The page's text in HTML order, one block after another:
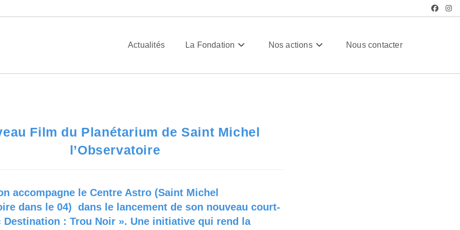
Actualités La Fondation Nos actions Nous contacter
Film du Planétarium de Saint Michel
l’Observatoire
accompagne le Centre Astro (Saint Michel
dans le 04) dans le lancement de son nouveau court-
Destination : Trou Noir ». Une initiative qui rend la